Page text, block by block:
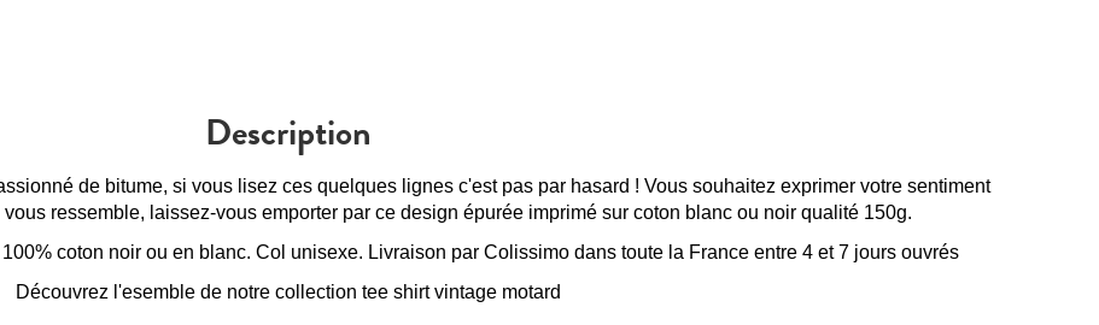
Description
de bitume, si vous lisez ces quelques lignes c'est pas par hasard ! Vous souhaitez exprimer votre sentiment
ressemble, laissez-vous emporter par ce design épurée imprimé sur coton blanc ou noir qualité 150g.
coton noir ou en blanc. Col unisexe. Livraison par Colissimo dans toute la France entre 4 et 7 jours ouvrés
Découvrez l'esemble de notre collection tee shirt vintage motard